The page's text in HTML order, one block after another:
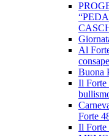
Al
Buona
Il Forte
Forte
Il Forte